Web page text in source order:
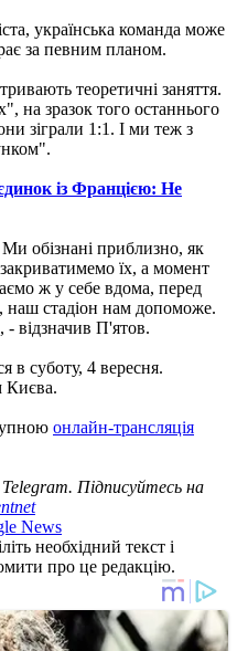
українська команда може
за певним планом.
теоретичні заняття.
на зразок того останнього
зіграли 1:1. І ми теж з
із Францією: Не
Ми обізнані приблизно, як
їх, а момент
ж у себе вдома, перед
наш стадіон нам допоможе.
відзначив П'ятов.
в суботу, 4 вересня.
Києва.
онлайн-трансляція
Підписуйтесь на
News
необхідний текст і
про це редакцію.